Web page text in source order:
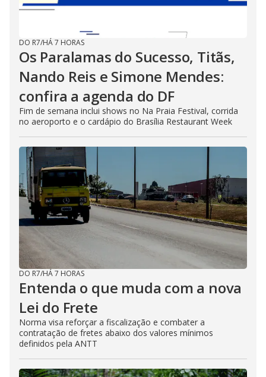
DO R7/HÁ 7 HORAS
Os Paralamas do Sucesso, Titãs,
Nando Reis e Simone Mendes:
confira a agenda do DF
Fim de semana inclui shows no Na Praia Festival, corrida
no aeroporto e o cardápio do Brasília Restaurant Week
DO R7/HÁ 7 HORAS
Entenda o que muda com a nova
Lei do Frete
Norma visa reforçar a fiscalização e combater a
contratação de fretes abaixo dos valores mínimos
definidos pela ANTT